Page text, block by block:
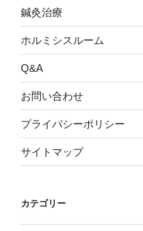
鍼灸治療
ホルミシスルーム
Q&A
お問い合わせ
プライバシーポリシー
サイトマップ
カテゴリー